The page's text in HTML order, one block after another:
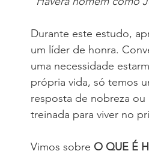
Durante este estudo,
um líder de honra.
uma necessidade
própria vida, só temos
resposta de nobreza
treinada para viver no
Vimos sobre O QUE É